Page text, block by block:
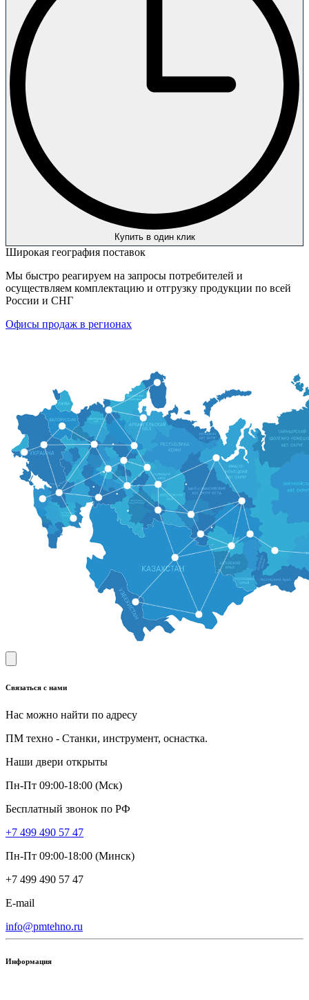
Купить в один клик
Широкая география поставок
Мы быстро реагируем на запросы потребителей и
осуществляем комплектацию и отгрузку продукции по всей
России и СНГ
Офисы продаж в регионах
Связаться с нами
Нас можно найти по адресу
ПМ техно - Станки, инструмент, оснастка.
Наши двери открыты
Пн-Пт 09:00-18:00 (Мск)
Бесплатный звонок по РФ
+7 499 490 57 47
Пн-Пт 09:00-18:00 (Минск)
+7 499 490 57 47
E-mail
info@pmtehno.ru
Информация